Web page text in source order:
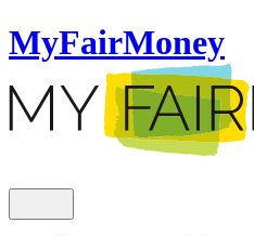
MyFairMoney